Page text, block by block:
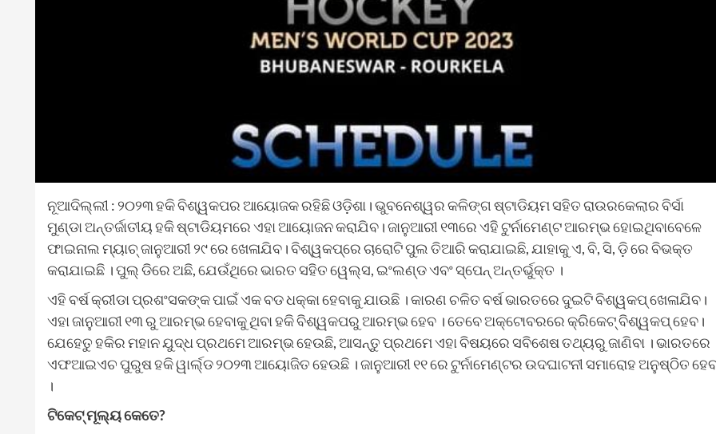
ନୂଆଦିଲ୍ଲୀ : ୨୦୨୩ ହକି ବିଶ୍ୱକପର ଆୟୋଜକ ରହିଛି ଓଡ଼ିଶା। ଭୁବନେଶ୍ୱର କଳିଙ୍ଗ ଷ୍ଟାଡିୟମ ସହିତ ରାଉରକେଲାର ବିର୍ସା
ମୁଣ୍ଡା ଅନ୍ତର୍ଜାତୀୟ ହକି ଷ୍ଟାଡିୟମରେ ଏହା ଆୟୋଜନ କରାଯିବ। ଜାନୁଆରୀ ୧୩ରେ ଏହି ଟୁର୍ନାମେଣ୍ଟ ଆରମ୍ଭ ହୋଇଥିବାବେଳେ
ଫାଇନାଲ ମ୍ୟାଚ୍ ଜାନୁଆରୀ ୨୯ ରେ ଖେଳାଯିବ। ବିଶ୍ୱକପ୍‌ରେ ଚାରୋଟି ପୁଲ ତିଆରି କରାଯାଇଛି, ଯାହାକୁ ଏ, ବି, ସି, ଡ଼ି ରେ ବିଭକ୍ତ
କରାଯାଇଛି । ପୁଲ୍ ଡିରେ ଅଛି, ଯେଉଁଥିରେ ଭାରତ ସହିତ ୱେଲ୍ସ, ଇଂଲଣ୍ଡ ଏବଂ ସ୍ପେନ୍ ଅନ୍ତର୍ଭୁକ୍ତ ।
ଏହି ବର୍ଷ କ୍ରୀଡା ପ୍ରଶଂସକଙ୍କ ପାଇଁ ଏକ ବଡ ଧକ୍କା ହେବାକୁ ଯାଉଛି । କାରଣ ଚଳିତ ବର୍ଷ ଭାରତରେ ଦୁଇଟି ବିଶ୍ୱକପ୍ ଖେଳାଯିବ।
ଏହା ଜାନୁଆରୀ ୧୩ ରୁ ଆରମ୍ଭ ହେବାକୁ ଥିବା ହକି ବିଶ୍ୱକପରୁ ଆରମ୍ଭ ହେବ । ତେବେ ଅକ୍ଟୋବରରେ କ୍ରିକେଟ୍ ବିଶ୍ୱକପ୍ ହେବ।
ଯେହେତୁ ହକିର ମହାନ ଯୁଦ୍ଧ ପ୍ରଥମେ ଆରମ୍ଭ ହେଉଛି, ଆସନ୍ତୁ ପ୍ରଥମେ ଏହା ବିଷୟରେ ସବିଶେଷ ତଥ୍ୟରୁ ଜାଣିବା । ଭାରତରେ
ଏଫଆଇଏଚ ପୁରୁଷ ହକି ୱାର୍ଲ୍ଡ ୨୦୨୩ ଆୟୋଜିତ ହେଉଛି । ଜାନୁଆରୀ ୧୧ ରେ ଟୁର୍ନାମେଣ୍ଟର ଉଦଘାଟନୀ ସମାରୋହ ଅନୁଷ୍ଠିତ
।
ଟିକେଟ୍ ମୂଲ୍ୟ କେତେ?